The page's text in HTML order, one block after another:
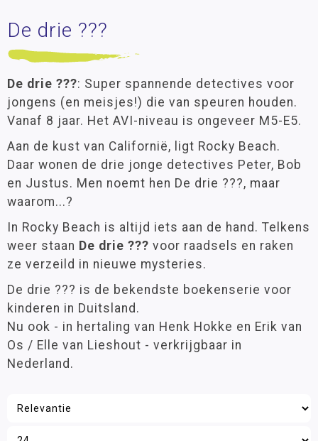
Dyslexie
Informatief lezen
Kinheim
Leesboeken
Leesparade
Oefenstof
Leesspellen
Prentenboeken
Stenvert
Stripboeken
TekstVaardig
ZomerTOPboeken
Hulpmiddelen
Schrijven
Zelfstandig werken
Groepen
Groep 1
Groep 2(4)
Groep 3(4)
Groep 4(5)
Groep 5 (6)
Groep 7(5)
Groep 8(4)
3 - 6 jaar
(5)
6 - 9 jaar(6)
9 - 12 jaar(6)
Materiaalkeuze
Leesboeken(6)
AVI M6
De drie ???
De drie ???: Super spannende detectives voor
jongens (en meisjes!) die van speuren houden.
Vanaf 8 jaar. Het AVI-niveau is ongeveer M5-E5.
Aan de kust van Californië, ligt Rocky Beach.
Daar wonen de drie jonge detectives Peter, Bob
en Justus. Men noemt hen De drie ???, maar
waarom...?
In Rocky Beach is altijd iets aan de hand. Telkens
weer staan De drie ??? voor raadsels en raken
ze verzeild in nieuwe mysteries.
De drie ??? is de bekendste boekenserie voor
kinderen in Duitsland.
Nu ook - in hertaling van Henk Hokke en Erik van
Os / Elle van Lieshout - verkrijgbaar in
Nederland.